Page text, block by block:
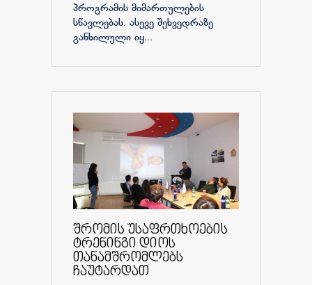
პროგრამის მიმართულების
სწავლებას. ასევე შეხვედრაზე
განხილული იყ...
შრომის უსაფრთხოების
ტრენინგი დიოს
თანამშრომლებს
ჩაუტარდათ